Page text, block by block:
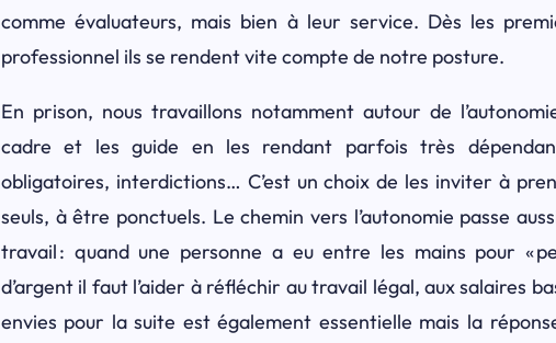
comme évaluateurs, mais bien à leur service. Dès les
professionnel ils se rendent vite compte de notre posture.
En prison, nous travaillons notamment autour de
cadre et les guide en les rendant parfois très
obligatoires, interdictions… C’est un choix de les inviter à
seuls, à être ponctuels. Le chemin vers l’autonomie passe
travail : quand une personne a eu entre les mains pour «
d’argent il faut l’aider à réfléchir au travail légal, aux salaires
envies pour la suite est également essentielle mais la